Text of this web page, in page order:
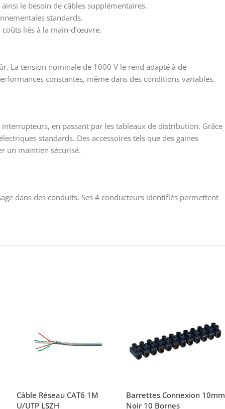
le besoin de câbles supplémentaires.
standards.
liés à la main-d’œuvre.
La tension nominale de 1000 V le rend adapté à de
constantes, même dans des conditions variables.
en passant par les tableaux de distribution. Grâce
standards. Des accessoires tels que des gaines
un maintien sécurisé.
dans des conduits. Ses 4 conducteurs identifiés permettent
Câble Réseau CAT6 1M
U/UTP LSZH
Barrettes Connexion 10mm
Noir 10 Bornes